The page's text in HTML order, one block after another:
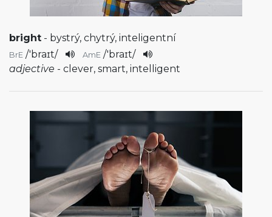
bright - bystrý, chytrý, inteligentní
BrE /'braɪt/ AmE /'braɪt/
adjective - clever, smart, intelligent